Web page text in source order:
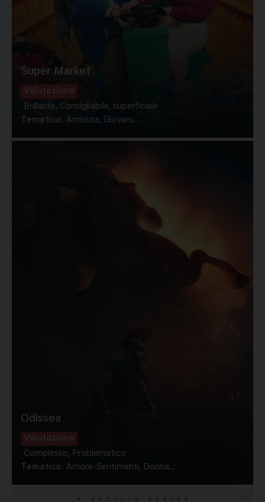
Super Market
Valutazione
Brillante, Consigliabile, superficiale
Tematica: Amicizia, Giovani...
Odissea
Valutazione
Complesso, Problematico
Tematica: Amore-Sentimenti, Donna...